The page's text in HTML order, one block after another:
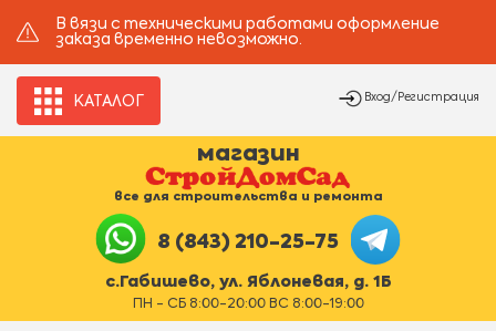
В вязи с техническими работами оформление
заказа временно невозможно.
КАТАЛОГ Вход/Регистрация
магазин
все для строительства и ремонта
8 (843) 210-25-75
с.Габишево, ул. Яблоневая, д. 1Б
ПН - СБ 8:00-20:00 ВС 8:00-19:00